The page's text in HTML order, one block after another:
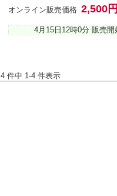
オンライン販売価格 2,500
4月15日12時0分 販売開
4 件中 1-4 件表示